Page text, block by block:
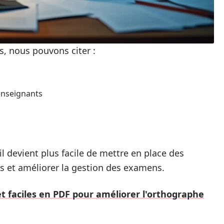
nous pouvons citer :
devient plus facile de mettre en place des
et améliorer la gestion des examens.
faciles en PDF pour améliorer l'orthographe